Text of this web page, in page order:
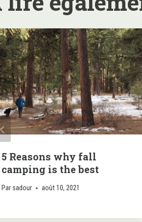
5 Reasons why fall
camping is the best
Par sadour août 10, 2021